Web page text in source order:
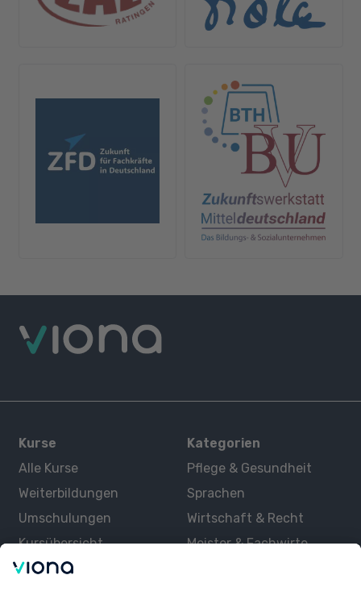
Kurse
Alle Kurse
Weiterbildungen
Umschulungen
Kursübersicht
Alle Kategorien
Kategorien
Pflege & Gesundheit
Sprachen
Wirtschaft & Recht
Meister & Fachwirte